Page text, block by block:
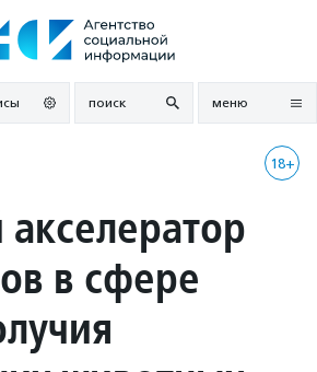
поиск меню
18+
в сфере